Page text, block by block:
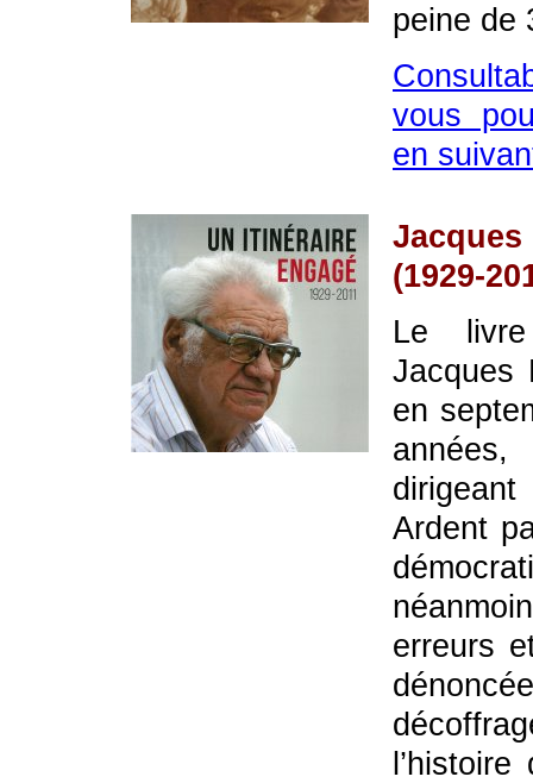
peine de
vous
en
(1929-
Le livre
Jacques
en
Ardent
erreurs